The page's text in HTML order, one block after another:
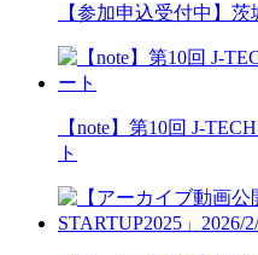
【参加申込受付中】
【note】第10回 J-
ト